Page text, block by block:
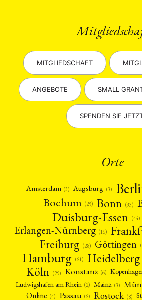
MITGLIEDSCHAFT
ANGEBOTE SMALL
SPENDEN SIE
Orte
Amsterdam (3) Augsburg (3)
Bochum (25) Bonn (33)
Duisburg-Essen (44)
Erlangen-Nürnberg (16)
Freiburg (28) Göttingen
Hamburg (61) Heidelberg
Köln (29) Konstanz (6)
Ludwigshafen am Rhein (2) Mainz (3)
Online (4) Passau (6) Rostock (8)